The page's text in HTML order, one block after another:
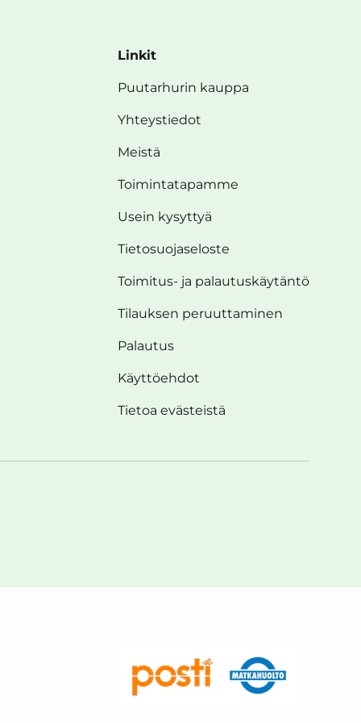
Linkit
Puutarhurin kauppa
Yhteystiedot
Meistä
Toimintatapamme
Usein kysyttyä
Tietosuojaseloste
Toimitus- ja palautuskäytäntö
Tilauksen peruuttaminen
Palautus
Käyttöehdot
Tietoa evästeistä